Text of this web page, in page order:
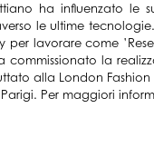
ha influenzato
le ultime
lavorare come
commissionato la
alla London Fashion
Per maggiori